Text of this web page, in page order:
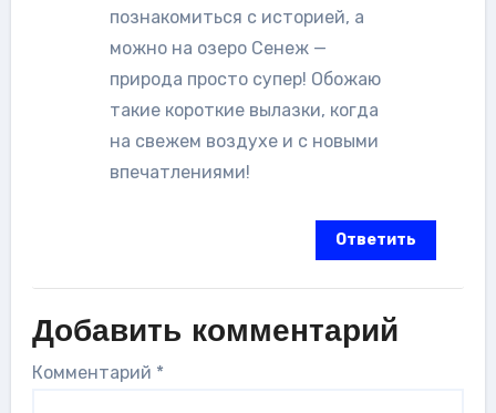
познакомиться с историей, а
можно на озеро Сенеж —
природа просто супер! Обожаю
такие короткие вылазки, когда
на свежем воздухе и с новыми
впечатлениями!
Ответить
Добавить комментарий
Комментарий *